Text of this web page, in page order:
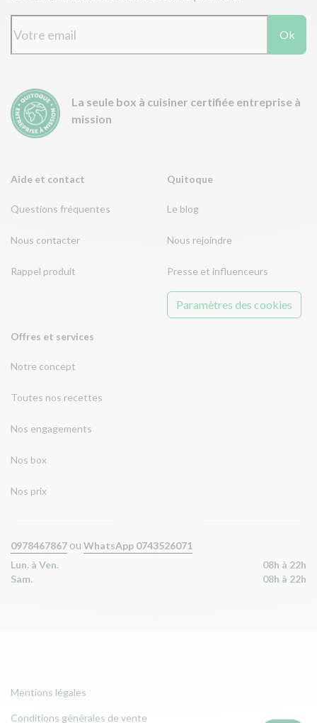
Aide et contact
Questions fréquentes
Nous contacter
Rappel produit
Offres et services
Notre concept
Toutes nos recettes
Nos engagements
Nos box
Nos prix
Quitoque
Le blog
Nous rejoindre
Presse et influenceurs
Paramètres des cookies
Ok
La seule box à cuisiner certifiée entreprise à
mission
0978467867 ou WhatsApp 0743526071
Lun. à Ven.
08h à 22h
Sam.
08h à 22h
Mentions légales
Conditions générales de vente